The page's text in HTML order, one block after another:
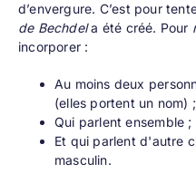
d’envergure. C’est pour
de Bechdela été créé. Pour
incorporer :
Au moins deux
(elles portent un nom) ;
Qui parlent ensemble ;
Et qui parlent d'autre
masculin.